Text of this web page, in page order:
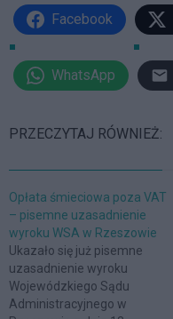
Facebook
WhatsApp
PRZECZYTAJ RÓWNIEŻ:
Opłata śmieciowa poza VAT
– pisemne uzasadnienie
wyroku WSA w Rzeszowie
Ukazało się już pisemne
uzasadnienie wyroku
Wojewódzkiego Sądu
Administracyjnego w